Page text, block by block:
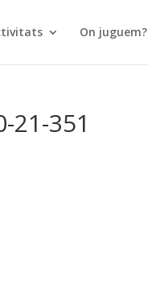
On juguem?
21-351